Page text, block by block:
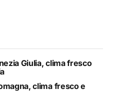
Giulia, clima fresco
clima fresco e